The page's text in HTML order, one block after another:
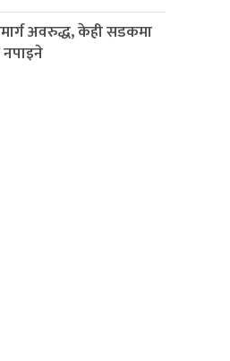
अवरुद्ध, केही सडकमा
नपाइने